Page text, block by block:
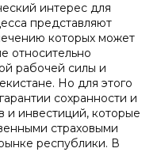
интерес для
представляют
которых может
относительно
рабочей силы и
Но для этого
сохранности и
и инвестиций, которые
страховыми
республики. В